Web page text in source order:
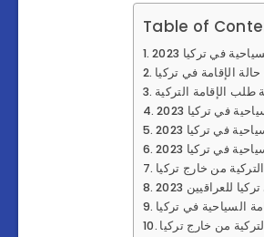
Table of
في تركيا 2023
الإقامة في تركيا
طلب الإقامة التركية
في تركيا 2023
في تركيا 2023
في تركيا 2023
من خارج تركيا
للعراقيين 2023
السياحية في تركيا
من خارج تركيا